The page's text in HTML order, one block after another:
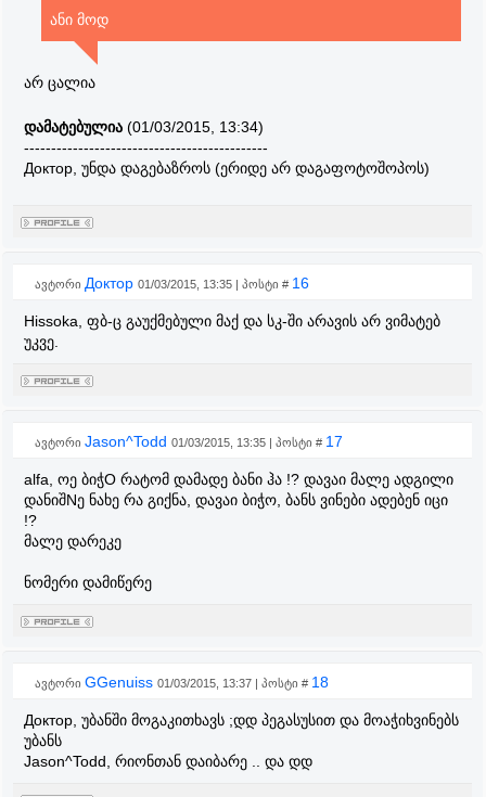
ანი მოდ
არ ცალია
დამატებულია (01/03/2015, 13:34)
---------------------------------------------
Доктор, უნდა დაგებაზროს (ერიდე არ დაგაფოტოშოპოს)
ავტორი Доктор 01/03/2015, 13:35 | პოსტი # 16
Hissoka, ფბ-ც გაუქმებული მაქ და სკ-ში არავის არ ვიმატებ
უკვე.
ავტორი Jason^Todd 01/03/2015, 13:35 | პოსტი # 17
alfa, ოე ბიჭO რატომ დამადე ბანი ჰა !? დავაი მალე ადგილი
დანიშNე ნახე რა გიქნა, დავაი ბიჭო, ბანს ვინები ადებენ იცი
!?
მალე დარეკე
ნომერი დამიწერე
ავტორი GGenuiss 01/03/2015, 13:37 | პოსტი # 18
Доктор, უბანში მოგაკითხავს ;დდ პეგასუსით და მოაჭიხვინებს
უბანს
Jason^Todd, რიონთან დაიბარე .. და დდ